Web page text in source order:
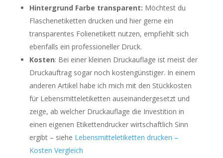
Hintergrund Farbe transparent: Möchtest du
Flaschenetiketten drucken und hier gerne ein
transparentes Folienetikett nutzen, empfiehlt sich
ebenfalls ein professioneller Druck.
Kosten: Bei einer kleinen Druckauflage ist meist der
Druckauftrag sogar noch kostengünstiger. In einem
anderen Artikel habe ich mich mit den Stückkosten
für Lebensmitteletiketten auseinandergesetzt und
zeige, ab welcher Druckauflage die Investition in
einen eigenen Etikettendrucker wirtschaftlich Sinn
ergibt – siehe Lebensmitteletiketten drucken –
Kosten Vergleich